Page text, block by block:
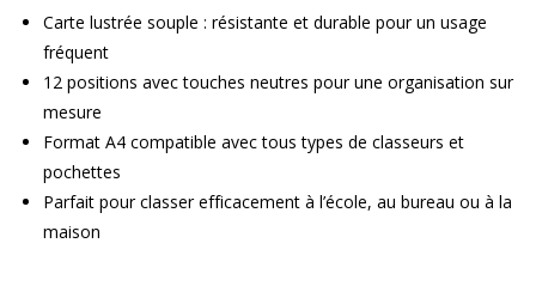
Carte lustrée souple : résistante et durable pour un usage
fréquent
12 positions avec touches neutres pour une organisation sur
mesure
Format A4 compatible avec tous types de classeurs et
pochettes
Parfait pour classer efficacement à l’école, au bureau ou à la
maison